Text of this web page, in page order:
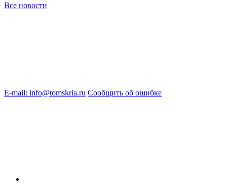
Все новости
E-mail: info@tomskria.ru Сообщить об ошибке